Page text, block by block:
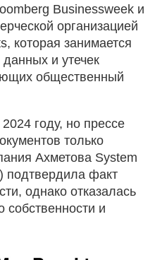
Businessweek и
организацией
которая занимается
и утечек
общественный
году, но прессе
только
Ахметова System
подтвердила факт
однако отказалась
собственности и